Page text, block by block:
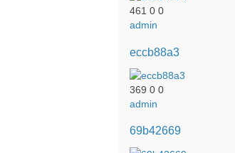
461 0 0
admin
eccb88a3
369 0 0
admin
69b42669